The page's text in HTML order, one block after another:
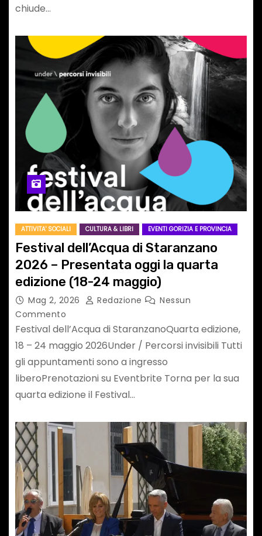
chiude…
ATTIVITA' SOCIALI CULTURA & LIBRI EVENTI GORIZIA E PROVINCIA
Festival dell’Acqua di Staranzano
2026 – Presentata oggi la quarta
edizione (18-24 maggio)
Mag 2, 2026 Redazione
Nessun
Commento
Festival dell’Acqua di StaranzanoQuarta edizione,
18 – 24 maggio 2026Under / Percorsi invisibili Tutti
gli appuntamenti sono a ingresso
liberoPrenotazioni su Eventbrite Torna per la sua
quarta edizione il Festival…